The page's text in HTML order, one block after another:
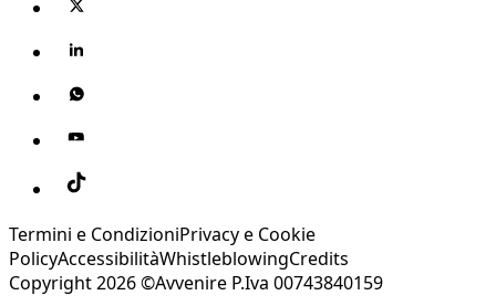
Termini e CondizioniPrivacy e Cookie
PolicyAccessibilitàWhistleblowingCredits
Copyright 2026 ©Avvenire P.Iva 00743840159